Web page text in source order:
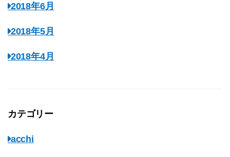
2018年6月
2018年5月
2018年4月
カテゴリー
acchi